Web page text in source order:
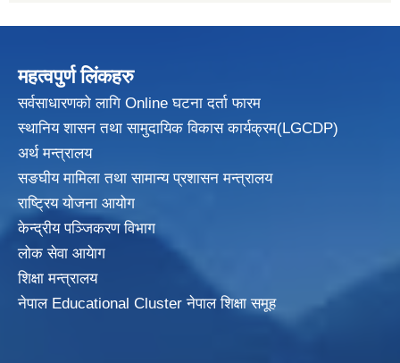
महत्वपुर्ण लिंकहरु
सर्वसाधारणको लागि Online घटना दर्ता फारम
स्थानिय शासन तथा सामुदायिक विकासकार्यक्रम(LGCDP)
अर्थ मन्त्रालय
सङघीय मामिला तथा सामान्य प्रशासन मन्त्रालय
राष्ट्रिय योजना आयोग
केन्द्रीय पञ्जिकरण विभाग
लोक सेवा आयेाग
शिक्षा मन्त्रालय
नेपाल Educational Cluster नेपाल शिक्षा समूह